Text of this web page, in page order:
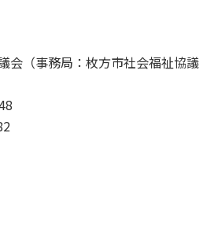
会（事務局：枚方市社会福祉協議